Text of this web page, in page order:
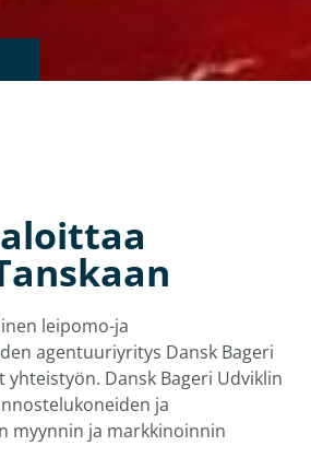
leipomo-ja
agentuuriyritys Dansk Bageri
Dansk Bageri Udviklin
ja
myynnin ja markkinoinnin